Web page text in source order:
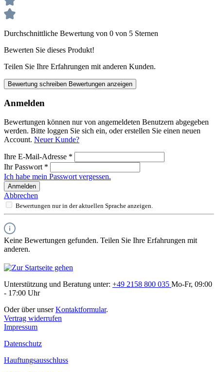
Durchschnittliche Bewertung von 0 von 5 Sternen
Bewerten Sie dieses Produkt!
Teilen Sie Ihre Erfahrungen mit anderen Kunden.
Bewertung schreiben Bewertungen anzeigen
Anmelden
Bewertungen können nur von angemeldeten Benutzern abgegeben
werden. Bitte loggen Sie sich ein, oder erstellen Sie einen neuen
Account. Neuer Kunde?
Ihre E-Mail-Adresse *
Ihr Passwort *
Ich habe mein Passwort vergessen.
Anmelden
Abbrechen
Bewertungen nur in der aktuellen Sprache anzeigen.
Keine Bewertungen gefunden. Teilen Sie Ihre Erfahrungen mit
anderen.
Unterstützung und Beratung unter: +49 2158 800 035 Mo-Fr, 09:00
- 17:00 Uhr
Oder über unserKontaktformular.
Vertrag widerrufen
Impressum
Datenschutz
Hauftungsausschluss